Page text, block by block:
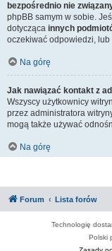
bezpośrednio nie
phpBB samym w sobie.
dotycząca innych
oczekiwać odpowiedzi,
Na górę
Jak nawiązać kontakt z
Wszyscy użytkownicy
przez administratora
mogą także używać
Na górę
Forum Lista forów
Technologię
Polski